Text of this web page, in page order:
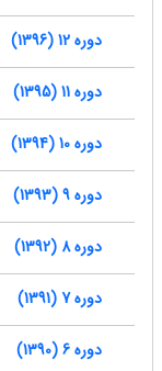
دوره 12 (1396)
دوره 11 (1395)
دوره 10 (1394)
دوره 9 (1393)
دوره 8 (1392)
دوره 7 (1391)
دوره 6 (1390)